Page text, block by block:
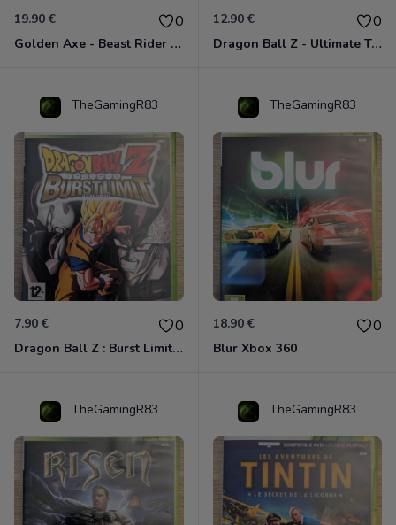
19.90 € 0
Golden Axe - Beast Rider Xbox 360
12.90 € 0
Dragon Ball Z - Ultimate Tenkaichi Xbox 360
TheGamingR83
7.90 € 0
Dragon Ball Z : Burst Limit Xbox 360
TheGamingR83
18.90 € 0
Blur Xbox 360
TheGamingR83 TheGamingR83